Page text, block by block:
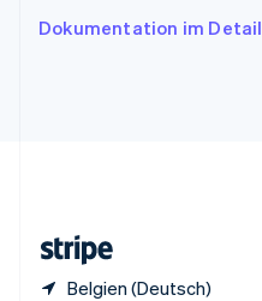
Dokumentation im Detail
Belgien (Deutsch)
English